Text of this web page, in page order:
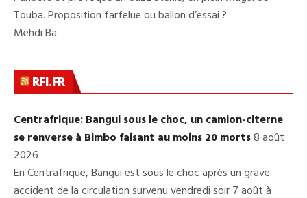
Touba. Proposition farfelue ou ballon d’essai ?
Mehdi Ba
RFI.FR
Centrafrique: Bangui sous le choc, un camion-citerne
se renverse à Bimbo faisant au moins 20 morts8 août
2026
En Centrafrique, Bangui est sous le choc après un grave
accident de la circulation survenu vendredi soir 7 août à